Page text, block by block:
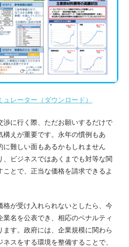
レーター（ダウンロード）
渉に行く際、ただお願いするだけで
構えが重要です。永年の慣例もあ
に難しい面もあるかもしれません
、ビジネスではあくまでも対等な関
とで、正当な価格を請求できるよ
格が受け入れられないとしたら、今
名を公表でき、相応のペナルティ
す。政府には、企業規模に関わら
スをする環境を整備することで、